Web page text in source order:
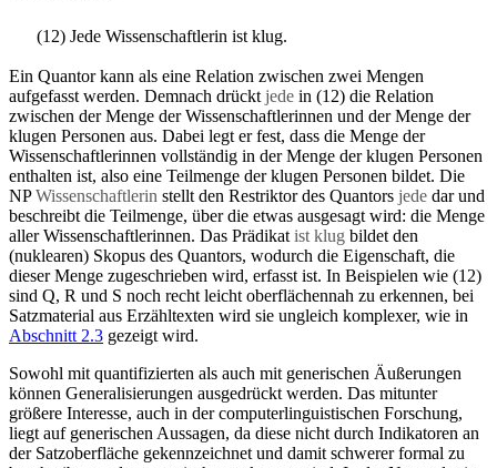
(12) Jede Wissenschaftlerin ist klug.
Ein Quantor kann als eine Relation zwischen zwei Mengen
aufgefasst werden. Demnach drückt jede in (12) die Relation
zwischen der Menge der Wissenschaftlerinnen und der Menge der
klugen Personen aus. Dabei legt er fest, dass die Menge der
Wissenschaftlerinnen vollständig in der Menge der klugen Personen
enthalten ist, also eine Teilmenge der klugen Personen bildet. Die
NPWissenschaftlerin stellt den Restriktor des Quantors jede dar und
beschreibt die Teilmenge, über die etwas ausgesagt wird: die Menge
aller Wissenschaftlerinnen. Das Prädikat ist klug bildet den
(nuklearen) Skopus des Quantors, wodurch die Eigenschaft, die
dieser Menge zugeschrieben wird, erfasst ist. In Beispielen wie (12)
sind Q, R und S noch recht leicht oberflächennah zu erkennen, bei
Satzmaterial aus Erzähltexten wird sie ungleich komplexer, wie in
Abschnitt 2.3 gezeigt wird.
Sowohl mit quantifizierten als auch mit generischen Äußerungen
können Generalisierungen ausgedrückt werden. Das mitunter
größere Interesse, auch in der computerlinguistischen Forschung,
liegt auf generischen Aussagen, da diese nicht durch Indikatoren an
der Satzoberfläche gekennzeichnet und damit schwerer formal zu